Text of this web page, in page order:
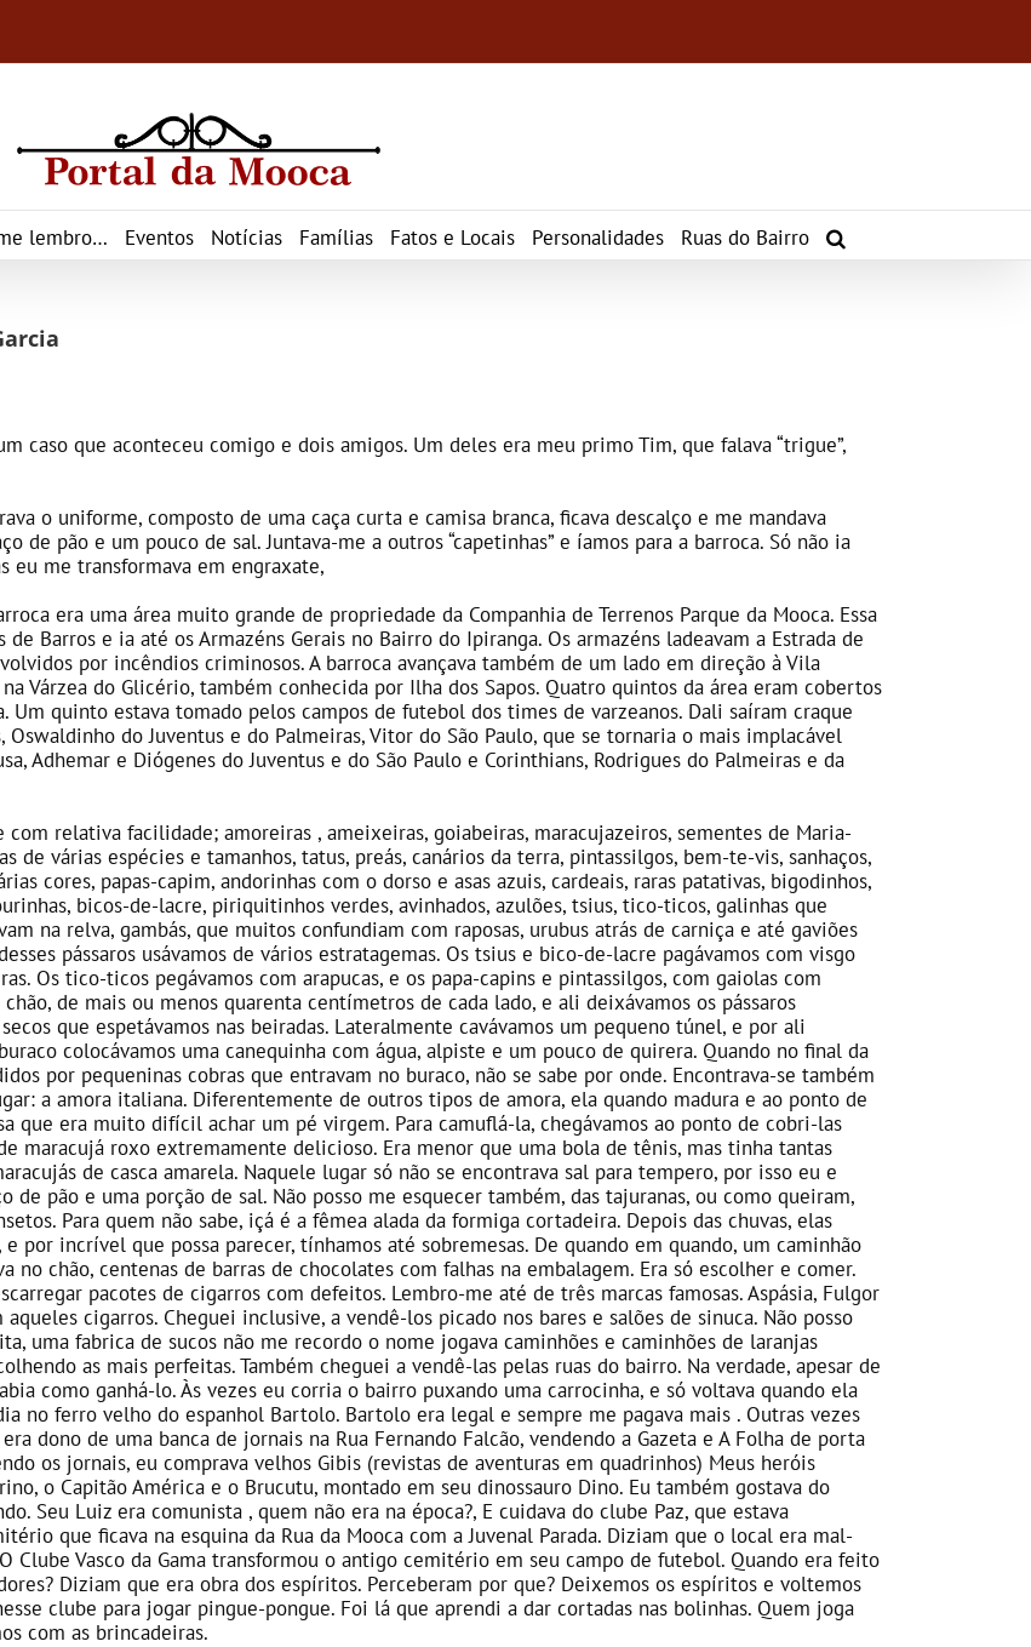
lembro… Eventos Notícias Famílias Fatos e Locais Personalidades Ruas do Bairro
caso que aconteceu comigo e dois amigos. Um deles era meu primo Tim, que falava “trigue”,
o uniforme, composto de uma caça curta e camisa branca, ficava descalço e me mandava
de pão e um pouco de sal. Juntava-me a outros “capetinhas” e íamos para a barroca. Só não ia
eu me transformava em engraxate,
era uma área muito grande de propriedade da Companhia de Terrenos Parque da Mooca. Essa
Barros e ia até os Armazéns Gerais no Bairro do Ipiranga. Os armazéns ladeavam a Estrada de
por incêndios criminosos. A barroca avançava também de um lado em direção à Vila
Várzea do Glicério, também conhecida por Ilha dos Sapos. Quatro quintos da área eram cobertos
Um quinto estava tomado pelos campos de futebol dos times de varzeanos. Dali saíram craque
do Juventus e do Palmeiras, Vitor do São Paulo, que se tornaria o mais implacável
Adhemar e Diógenes do Juventus e do São Paulo e Corinthians, Rodrigues do Palmeiras e da
relativa facilidade; amoreiras , ameixeiras, goiabeiras, maracujazeiros, sementes de Maria-
de várias espécies e tamanhos, tatus, preás, canários da terra, pintassilgos, bem-te-vis, sanhaços,
cores, papas-capim, andorinhas com o dorso e asas azuis, cardeais, raras patativas, bigodinhos,
bicos-de-lacre, piriquitinhos verdes, avinhados, azulões, tsius, tico-ticos, galinhas que
na relva, gambás, que muitos confundiam com raposas, urubus atrás de carniça e até gaviões
pássaros usávamos de vários estratagemas. Os tsius e bico-de-lacre pagávamos com visgo
Os tico-ticos pegávamos com arapucas, e os papa-capins e pintassilgos, com gaiolas com
de mais ou menos quarenta centímetros de cada lado, e ali deixávamos os pássaros
que espetávamos nas beiradas. Lateralmente cavávamos um pequeno túnel, e por ali
colocávamos uma canequinha com água, alpiste e um pouco de quirera. Quando no final da
por pequeninas cobras que entravam no buraco, não se sabe por onde. Encontrava-se também
a amora italiana. Diferentemente de outros tipos de amora, ela quando madura e ao ponto de
que era muito difícil achar um pé virgem. Para camuflá-la, chegávamos ao ponto de cobri-las
maracujá roxo extremamente delicioso. Era menor que uma bola de tênis, mas tinha tantas
de casca amarela. Naquele lugar só não se encontrava sal para tempero, por isso eu e
pão e uma porção de sal. Não posso me esquecer também, das tajuranas, ou como queiram,
Para quem não sabe, içá é a fêmea alada da formiga cortadeira. Depois das chuvas, elas
por incrível que possa parecer, tínhamos até sobremesas. De quando em quando, um caminhão
no chão, centenas de barras de chocolates com falhas na embalagem. Era só escolher e comer.
pacotes de cigarros com defeitos. Lembro-me até de três marcas famosas. Aspásia, Fulgor
cigarros. Cheguei inclusive, a vendê-los picado nos bares e salões de sinuca. Não posso
uma fabrica de sucos não me recordo o nome jogava caminhões e caminhões de laranjas
as mais perfeitas. Também cheguei a vendê-las pelas ruas do bairro. Na verdade, apesar de
como ganhá-lo. Às vezes eu corria o bairro puxando uma carrocinha, e só voltava quando ela
no ferro velho do espanhol Bartolo. Bartolo era legal e sempre me pagava mais . Outras vezes
dono de uma banca de jornais na Rua Fernando Falcão, vendendo a Gazeta e A Folha de porta
os jornais, eu comprava velhos Gibis (revistas de aventuras em quadrinhos) Meus heróis
o Capitão América e o Brucutu, montado em seu dinossauro Dino. Eu também gostava do
Seu Luiz era comunista , quem não era na época?, E cuidava do clube Paz, que estava
que ficava na esquina da Rua da Mooca com a Juvenal Parada. Diziam que o local era mal-
Clube Vasco da Gama transformou o antigo cemitério em seu campo de futebol. Quando era feito
Diziam que era obra dos espíritos. Perceberam por que? Deixemos os espíritos e voltemos
clube para jogar pingue-pongue. Foi lá que aprendi a dar cortadas nas bolinhas. Quem joga
com as brincadeiras.